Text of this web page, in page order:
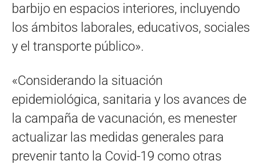
barbijo en espacios interiores, incluyendo
los ámbitos laborales, educativos, sociales
y el transporte público».
«Considerando la situación
epidemiológica, sanitaria y los avances de
la campaña de vacunación, es menester
actualizar las medidas generales para
prevenir tanto la Covid-19 como otras